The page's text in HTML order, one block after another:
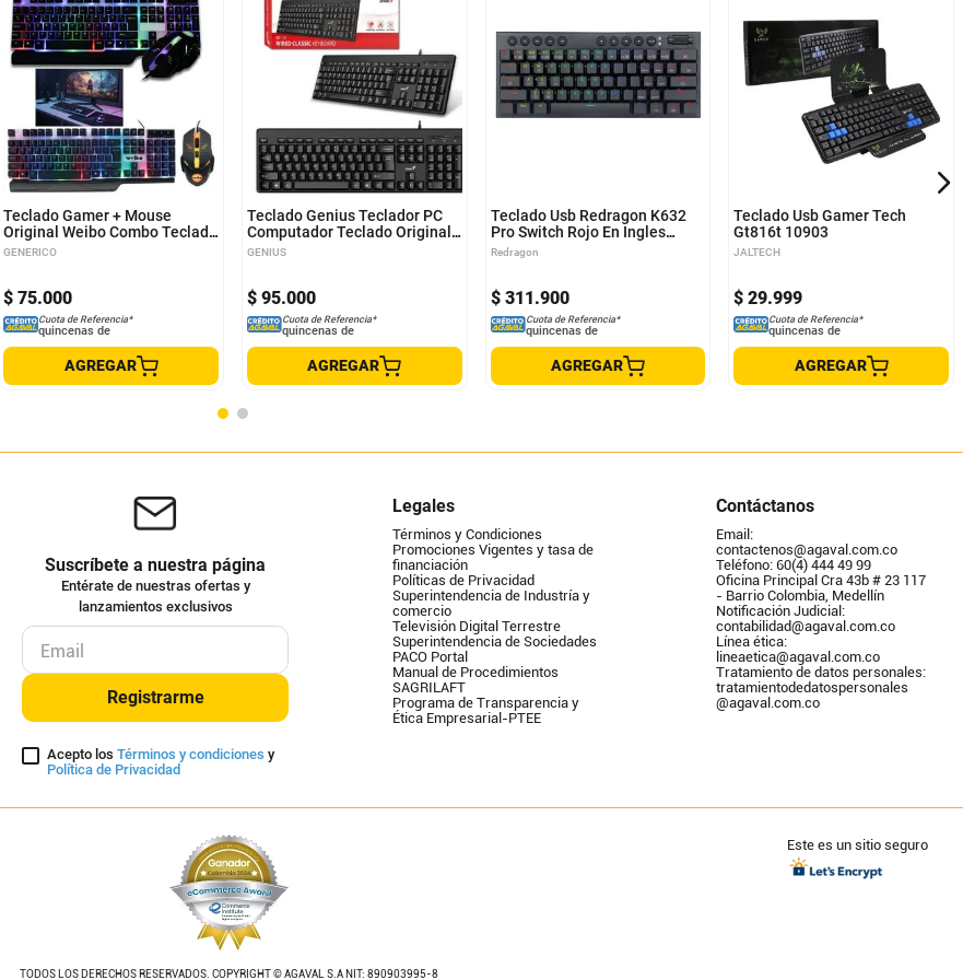
Teclado Gamer + Mouse
Original Weibo Combo Teclado
Computador + Mouse Luces
GENERICO
$ 75.000
Cuota de Referencia*
quincenas de
AGREGAR
Teclado Genius Teclador PC
Computador Teclado Original
Genius Alambrico
GENIUS
$ 95.000
Cuota de Referencia*
quincenas de
AGREGAR
Teclado Usb Redragon K632
Pro Switch Rojo En Ingles
(Negro)
Redragon
$ 311.900
Cuota de Referencia*
quincenas de
AGREGAR
Teclado Usb Gamer Tech
Gt816t 10903
JALTECH
$ 29.999
Cuota de Referencia*
quincenas de
AGREGAR
Suscríbete a nuestra página
Entérate de nuestras ofertas y
lanzamientos exclusivos
Registrarme
Acepto los Términos y condiciones y
Política de Privacidad
Legales
Términos y Condiciones
Promociones Vigentes y tasa de
financiación
Políticas de Privacidad
Superintendencia de Industría y
comercio
Televisión Digital Terrestre
Superintendencia de Sociedades
PACO Portal
Manual de Procedimientos
SAGRILAFT
Programa de Transparencia y
Ética Empresarial-PTEE
Contáctanos
Email:
contactenos@agaval.com.co
Teléfono: 60(4) 444 49 99
Oficina Principal Cra 43b # 23 117
- Barrio Colombia, Medellín
Notificación Judicial:
contabilidad@agaval.com.co
Línea ética:
lineaetica@agaval.com.co
Tratamiento de datos personales:
tratamientodedatospersonales
@agaval.com.co
TODOS LOS DERECHOS RESERVADOS. COPYRIGHT © AGAVAL S.A NIT: 890903995-8
Este es un sitio seguro